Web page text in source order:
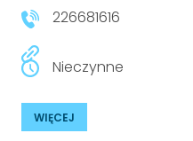
226681616
Nieczynne
WIĘCEJ